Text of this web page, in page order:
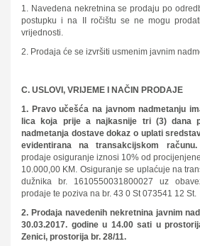
1. Navedena nekretnina se prodaju po
postupku i na II ročištu se ne mogu
vrijednosti.
2. Prodaja će se izvršiti usmenim javnim
C. USLOVI, VRIJEME I NAČIN PRODAJE
1. Pravo učešća na javnom nadmetanju
lica koja prije a najkasnije tri (3) dana
nadmetanja dostave dokaz o uplati
evidentirana na transakcijskom računu.
prodaje osiguranje iznosi 10% od
10.000,00 KM. Osiguranje se uplaćuje na
dužnika br. 1610550031800027 uz
prodaje te poziva na br. 43 0 St 073541 12 St.
2. Prodaja navedenih nekretnina javnim
30.03.2017. godine u 14.00 sati u
Zenici, prostorija br. 28/11.